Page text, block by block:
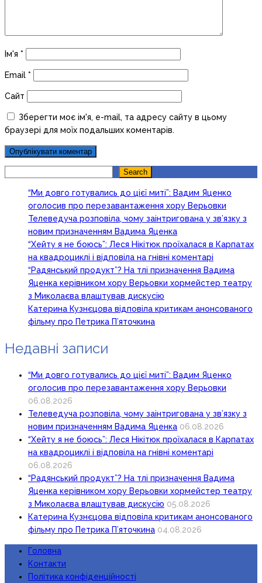
Ім'я *
Email *
Сайт
Зберегти моє ім'я, e-mail, та адресу сайту в цьому
браузері для моїх подальших коментарів.
Search
“Ми довго готувались до цієї миті”: Вадим Яценко
оголосив про перезавантаження хору Верьовки
Телеведуча розповіла, чому заінтригована у зв’язку з
новим призначенням Вадима Яценка
“Хейту я не боюсь”: Леся Нікітюк проїхалася в Карпатах
на квадроциклі і відповіла на гнівні коментарі
“Радянський продукт”? На тлі призначення Вадима
Яценка керівником хору Верьовки хормейстер театру
з Миколаєва влаштував дискусію
Катерина Кузнєцова відповіла критикам анонсованого
фільму про Петрика П’яточкина
Недавні записи
“Ми довго готувались до цієї миті”: Вадим Яценко
оголосив про перезавантаження хору Верьовки
06.08.2026
Телеведуча розповіла, чому заінтригована у зв’язку з
новим призначенням Вадима Яценка 06.08.2026
“Хейту я не боюсь”: Леся Нікітюк проїхалася в Карпатах
на квадроциклі і відповіла на гнівні коментарі
06.08.2026
“Радянський продукт”? На тлі призначення Вадима
Яценка керівником хору Верьовки хормейстер театру
з Миколаєва влаштував дискусію 05.08.2026
Катерина Кузнєцова відповіла критикам анонсованого
фільму про Петрика П’яточкина 04.08.2026
Головна
Контакти
Політика конфіденційності